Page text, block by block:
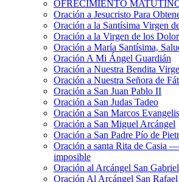
OFRECIMIENTO
Oración a Jesucristo Para
Oración a la Santísima Virgen
Oración a la Virgen de los
Oración a María Santísima,
Oración A Mi Ángel Guardián
Oración a Nuestra Bendita
Oración a Nuestra Señora de
Oración a San Juan Pablo II
Oración a San Judas Tadeo
Oración a San Marcos
Oración a San Miguel Arcángel
Oración a San Padre Pío de
Oración a santa Rita de Casia
imposible
Oración al Arcángel San Gabriel
Oración Al Arcángel San